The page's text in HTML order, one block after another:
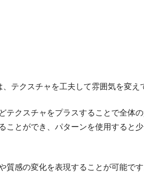
テクスチャを工夫して雰囲気を変え
クスチャをプラスすることで全体
とができ、パターンを使用すると
感の変化を表現することが可能です